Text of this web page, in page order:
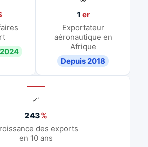
1 er
Exportateur
aéronautique en
Afrique
Depuis 2018
📈
243%
des exports
en 10 ans